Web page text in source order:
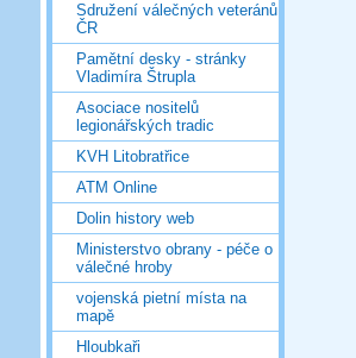
Sdružení válečných veteránů
ČR
Pamětní desky - stránky
Vladimíra Štrupla
Asociace nositelů
legionářských tradic
KVH Litobratřice
ATM Online
Dolin history web
Ministerstvo obrany - péče o
válečné hroby
vojenská pietní místa na
mapě
Hloubkaři